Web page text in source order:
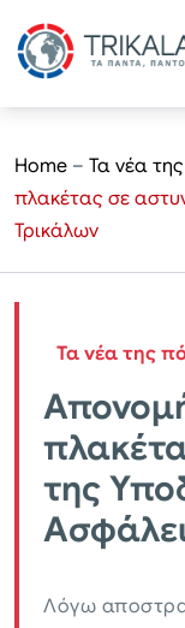
Home – Τα νέα
πλακέτας σε
Τρικάλων
Τα νέα της
της
Λόγω